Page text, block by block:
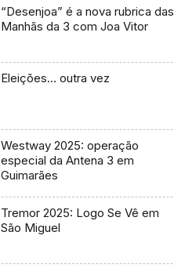
“Desenjoa” é a nova rubrica das
Manhãs da 3 com Joa Vitor
Eleições… outra vez
Westway 2025: operação
especial da Antena 3 em
Guimarães
Tremor 2025: Logo Se Vê em
São Miguel